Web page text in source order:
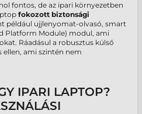
fontos, de az ipari környezetben
fokozott biztonsági
például ujjlenyomat-olvasó, smart
Platform Module) modul, ami
Ráadásul a robusztus külső
ellen, ami szintén nem
IPARI LAPTOP?